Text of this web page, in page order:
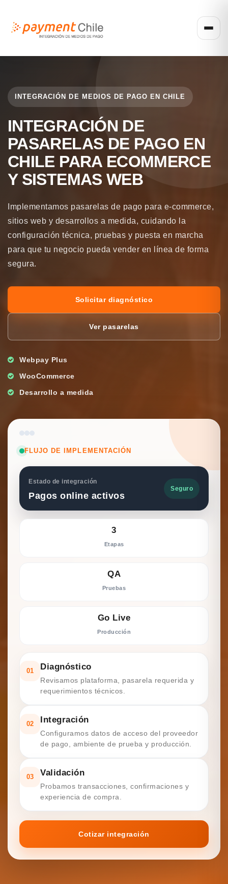
INTEGRACIÓN DE MEDIOS DE PAGO EN CHILE
INTEGRACIÓN DE
PASARELAS DE PAGO EN
CHILE PARA ECOMMERCE
Y SISTEMAS WEB
Implementamos pasarelas de pago para e-commerce,
sitios web y desarrollos a medida, cuidando la
configuración técnica, pruebas y puesta en marcha
para que tu negocio pueda vender en línea de forma
segura.
Solicitar diagnóstico
Ver pasarelas
Webpay Plus
WooCommerce
Desarrollo a medida
FLUJO DE IMPLEMENTACIÓN
Estado de integración
Pagos online activos
Seguro
3
Etapas
QA
Pruebas
Go Live
Producción
01 Diagnóstico
Revisamos plataforma, pasarela requerida y
requerimientos técnicos.
02 Integración
Configuramos datos de acceso del proveedor
de pago, ambiente de prueba y producción.
03 Validación
Probamos transacciones, confirmaciones y
experiencia de compra.
Cotizar integración